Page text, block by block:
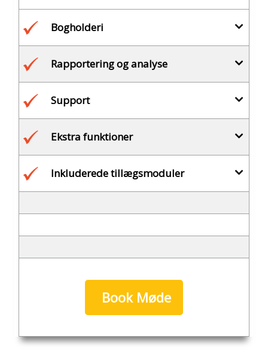
Bogholderi
Rapportering og analyse
Support
Ekstra funktioner
Inkluderede tillægsmoduler
Book Møde